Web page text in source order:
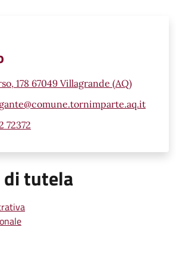
178 67049 Villagrande (AQ)
72372
tutela